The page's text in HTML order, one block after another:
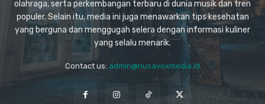
olahraga, serta perkembangan terbaru di dunia musik dan tren
populer. Selain itu, media ini juga menawarkan tips kesehatan
yang berguna dan menggugah selera dengan informasi kuliner
yang selalu menarik.
Contact us: admin@nusavoxmedia.id